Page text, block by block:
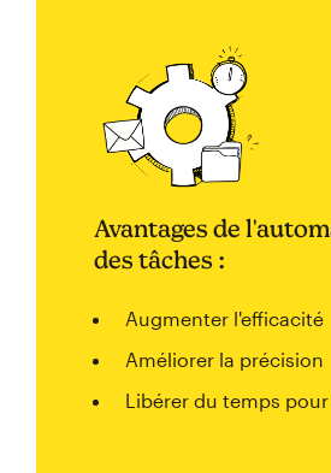
Avantages de
des tâches :
Augmenter l'efficacité
Améliorer la précision
Libérer du temps